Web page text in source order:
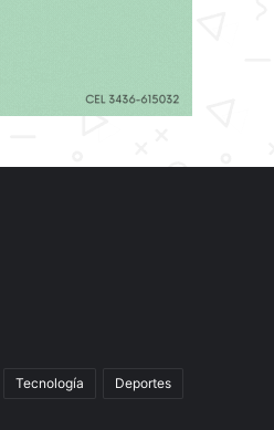
Tecnología Deportes